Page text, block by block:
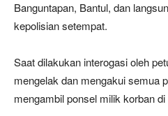
Banguntapan, Bantul, dan
kepolisian setempat.
Saat dilakukan interogasi oleh
mengelak dan mengakui semua
mengambil ponsel milik korban di